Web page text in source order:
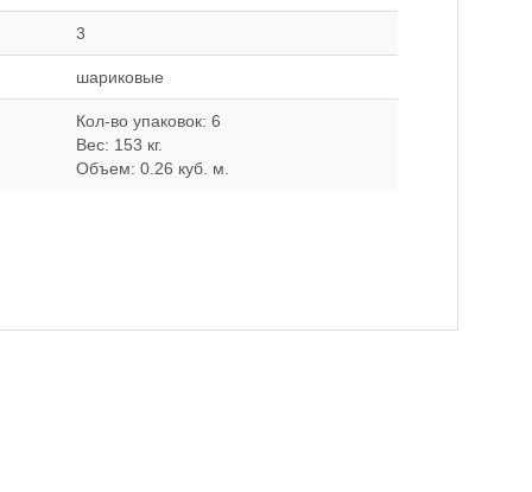
3
шариковые
Кол-во упаковок: 6
Вес: 153 кг.
Объем: 0.26 куб. м.